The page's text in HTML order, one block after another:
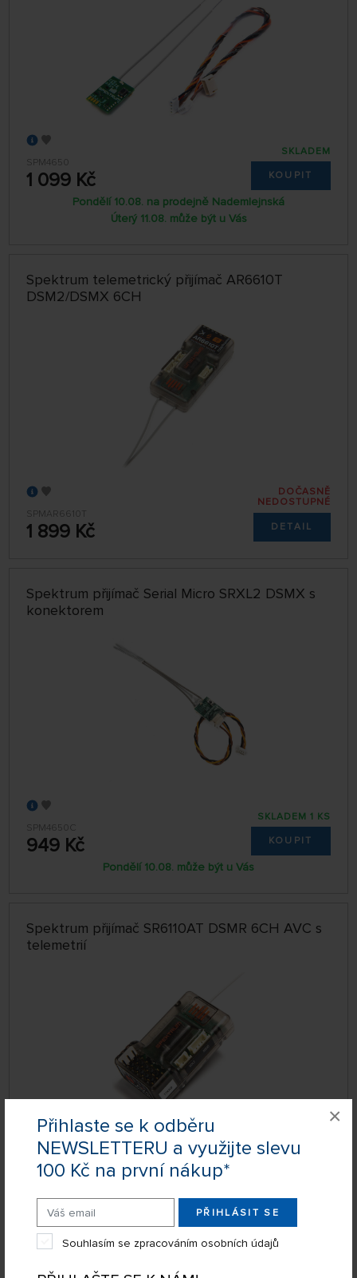
Přihlaste se k odběru
NEWSLETTERU a využijte slevu
100 Kč na první nákup*
PŘIHLÁSIT SE
Souhlasím se zpracováním osobních údajů
×
SPM4650
1 099 Kč
SKLADEM
KOUPIT
Pondělí 10.08. na prodejně Nademlejnská
Úterý 11.08. může být u Vás
Spektrum telemetrický přijímač AR6610T
DSM2/DSMX 6CH
SPMAR6610T
1 899 Kč
DOČASNĚ
NEDOSTUPNÉ
DETAIL
Spektrum přijímač Serial Micro SRXL2 DSMX s
konektorem
SPM4650C
949 Kč
SKLADEM 1 KS
KOUPIT
Pondělí 10.08. může být u Vás
Spektrum přijímač SR6110AT DSMR 6CH AVC s
telemetrií
SPMSR6110AT
2 099 Kč
SKLADEM
Pondělí 10.08. na prodejně Nademlejnská
Úterý 11.08. může být u Vás